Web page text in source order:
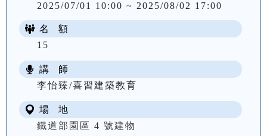
2025/07/01 10:00 ~ 2025/08/02 17:00
名 額
15
講 師
李怡臻/喜習建築教育
場 地
鐵道部園區 4 號建物